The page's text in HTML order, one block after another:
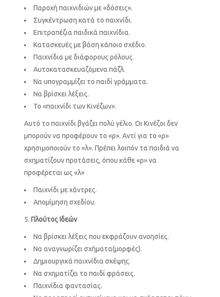
Παροχή παιχνιδιών με «δόσεις».
Συγκέντρωση κατά το παιχνίδι.
Επιτραπέζια παιδικά παιχνίδια.
Κατασκευές με βάση κάποιο σχέδιο.
Παιχνίδια με διάφορους ρόλους.
Αυτοκατασκευαζόμενα πάζλ.
Να υπογραμμίζει το παιδί γράμματα.
Να βρίσκει λέξεις.
Το «παιχνίδι των Κινέζων».
Αυτό το παιχνίδι βγάζει πολύ γέλιο. Οι Κινέζοι δεν
μπορούν να προφέρουν το «ρ». Αντί για το «ρ»
χρησιμοποιούν το «λ». Πρέπει λοιπόν τα παιδιά να
σχηματίζουν προτάσεις, όπου κάθε «ρ» να
προφέρεται ως «λ»
Παιχνίδι με χάντρες.
Απομίμηση σχεδίου.
Πλούτος Ιδεών
Να βρίσκει λέξεις που εκφράζουν ανοησίες.
Να αναγνωρίζει σχήματα(μορφές).
Δημιουργικά παιχνίδια σκέψης.
Να σχηματίζει το παιδί φράσεις.
Παιχνίδια φαντασίας.